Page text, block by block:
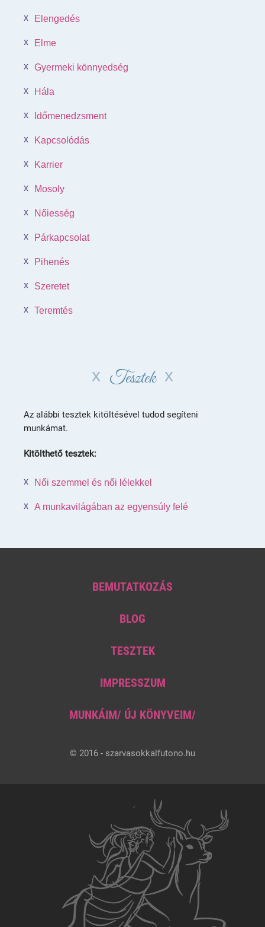
Elengedés
Elme
Gyermeki könnyedség
Hála
Időmenedzsment
Kapcsolódás
Karrier
Mosoly
Nőiesség
Párkapcsolat
Pihenés
Szeretet
Teremtés
Tesztek
Az alábbi tesztek kitöltésével tudod segíteni
munkámat.
Kitölthető tesztek:
Női szemmel és női lélekkel
A munkavilágában az egyensúly felé
BEMUTATKOZÁS
BLOG
TESZTEK
IMPRESSZUM
MUNKÁIM/ ÚJ KÖNYVEIM/
© 2016 - szarvasokkalfutono.hu